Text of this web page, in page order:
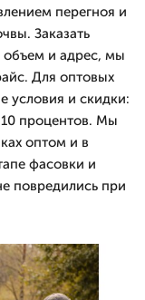
перегноя и
Заказать
объем и адрес, мы
Для оптовых
условия и скидки:
10 процентов. Мы
оптом и в
фасовки и
повредились при